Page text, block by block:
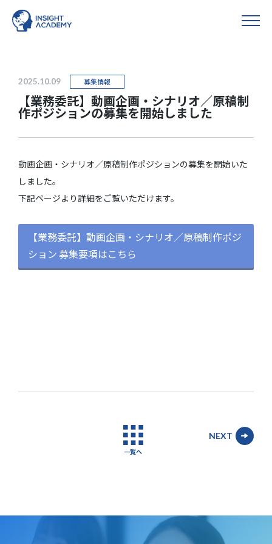
2025.10.09 募集情報
【業務委託】動画企画・シナリオ／原稿制
作ポジションの募集を開始しました
動画企画・シナリオ／原稿制作ポジションの募集を開始いた
しました。
下記ページより詳細をご覧いただけます。
【業務委託】動画企画・シナリオ／原稿制作ポジ
ション 募集要項はこちら
一覧へ
NEXT